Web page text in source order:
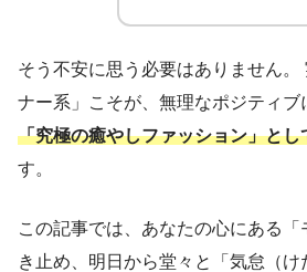
そう不安に思う必要はありません。
ナー系」こそが、無理なポジティブ
「究極の癒やしファッション」とし
す。
この記事では、あなたの心にある
き止め、明日から堂々と「気怠（